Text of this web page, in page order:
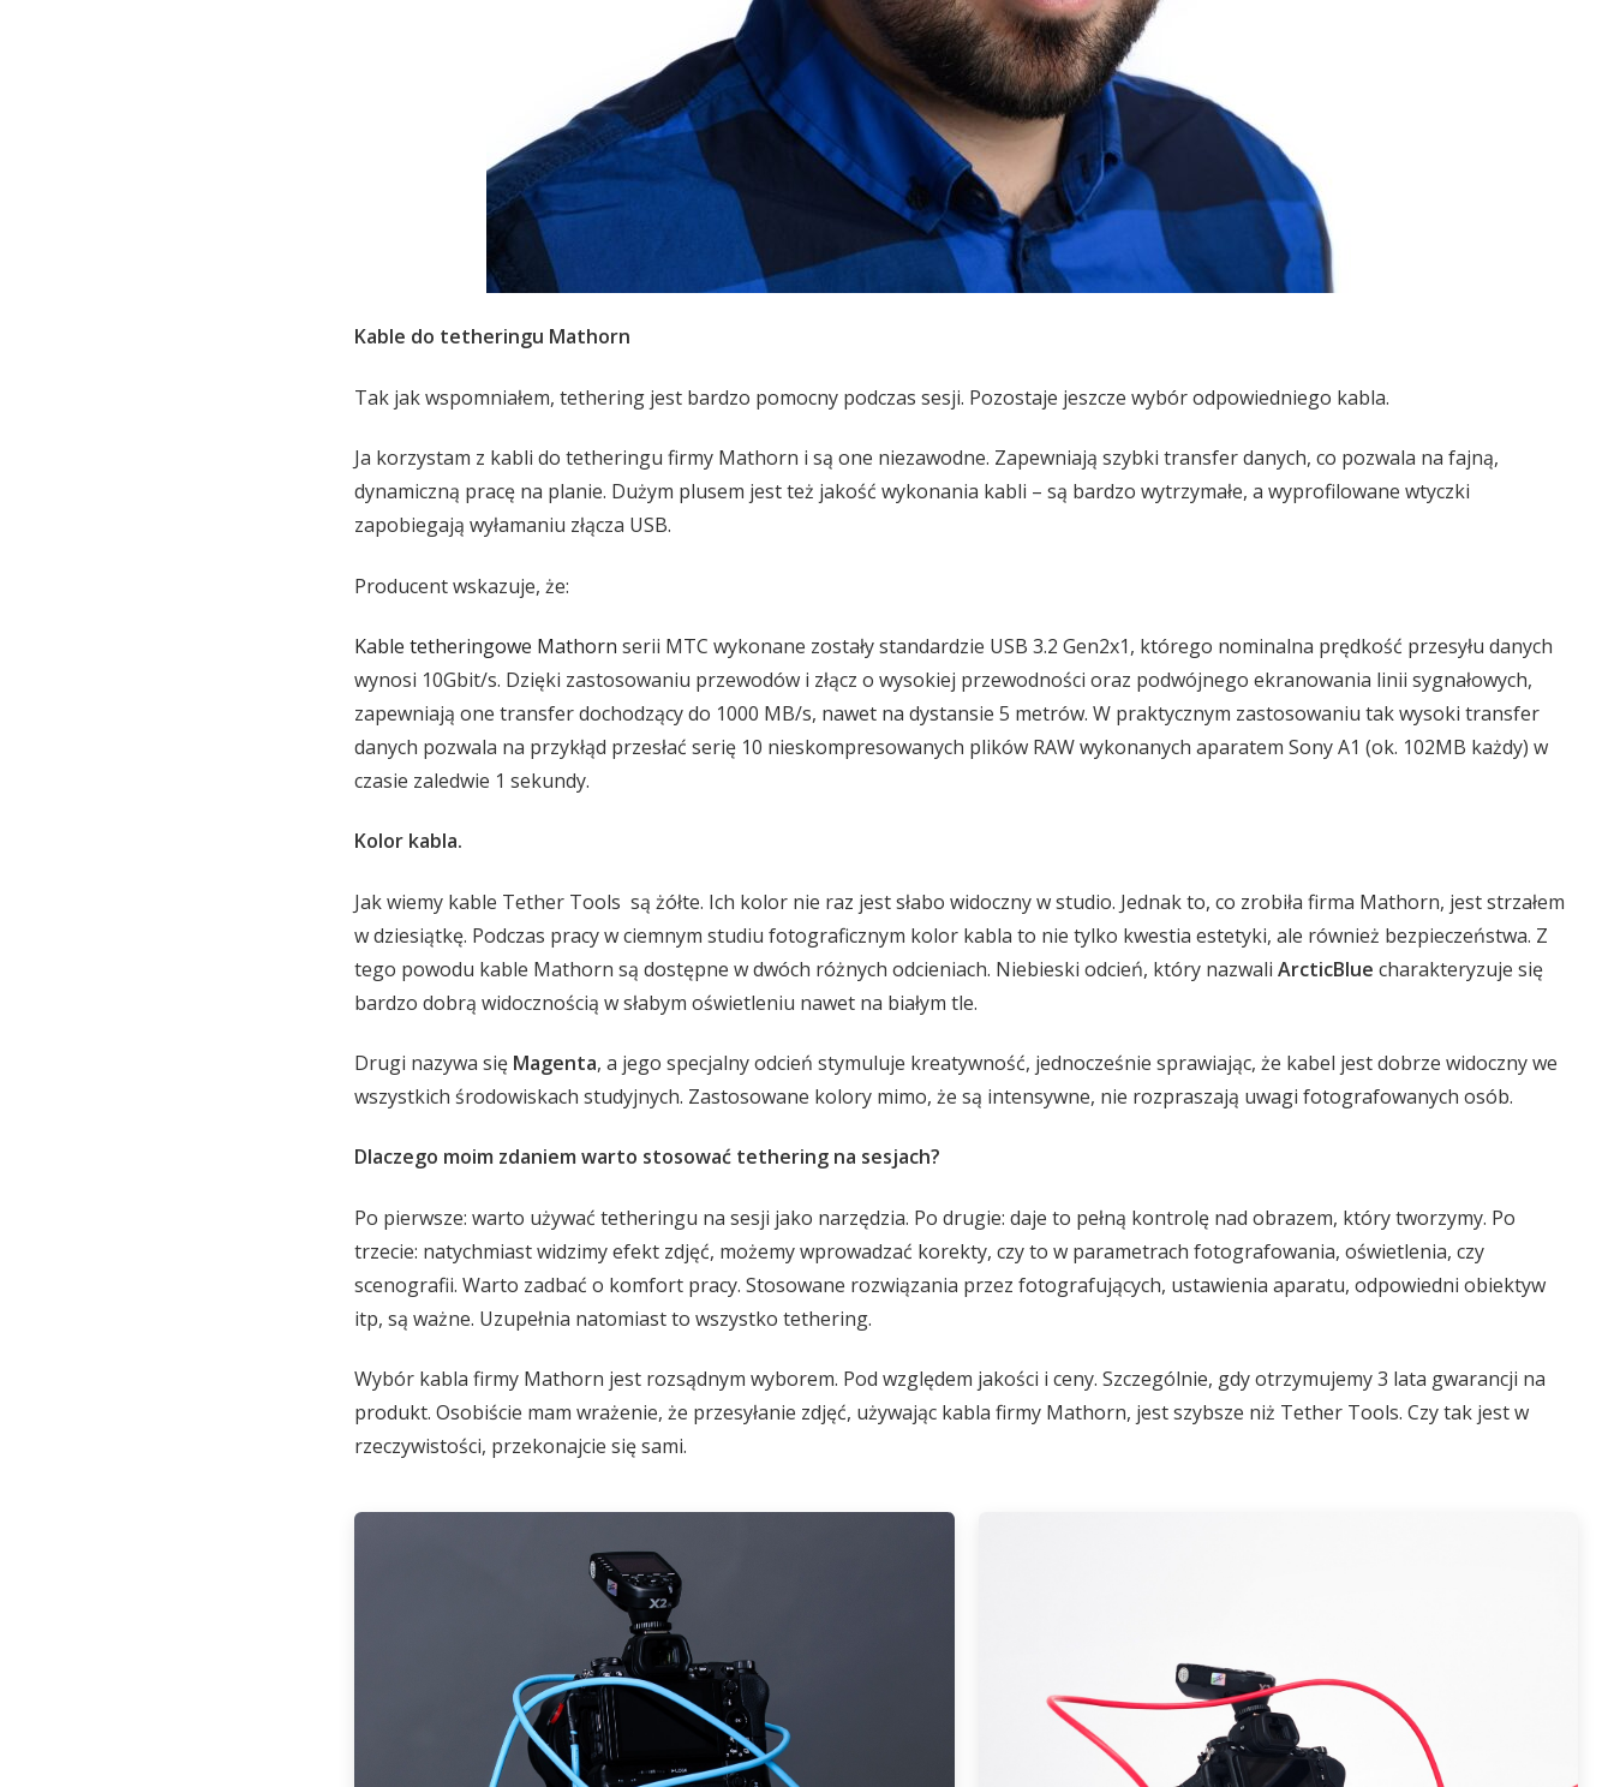
Kable do tetheringu Mathorn
Tak jak wspomniałem, tethering jest bardzo pomocny podczas sesji. Pozostaje jeszcze wybór odpowiedniego kabla.
Ja korzystam z kabli do tetheringu firmy Mathorn i są one niezawodne. Zapewniają szybki transfer danych, co pozwala na fajną,
dynamiczną pracę na planie. Dużym plusem jest też jakość wykonania kabli – są bardzo wytrzymałe, a wyprofilowane wtyczki
zapobiegają wyłamaniu złącza USB.
Producent wskazuje, że:
Kable tetheringowe Mathorn serii MTC wykonane zostały standardzie USB 3.2 Gen2x1, którego nominalna prędkość przesyłu danych
wynosi 10Gbit/s. Dzięki zastosowaniu przewodów i złącz o wysokiej przewodności oraz podwójnego ekranowania linii sygnałowych,
zapewniają one transfer dochodzący do 1000 MB/s, nawet na dystansie 5 metrów. W praktycznym zastosowaniu tak wysoki transfer
danych pozwala na przykłąd przesłać serię 10 nieskompresowanych plików RAW wykonanych aparatem Sony A1 (ok. 102MB każdy) w
czasie zaledwie 1 sekundy.
Kolor kabla.
Jak wiemy kable Tether Tools są żółte. Ich kolor nie raz jest słabo widoczny w studio. Jednak to, co zrobiła firma Mathorn, jest strzałem
w dziesiątkę. Podczas pracy w ciemnym studiu fotograficznym kolor kabla to nie tylko kwestia estetyki, ale również bezpieczeństwa. Z
tego powodu kable Mathorn są dostępne w dwóch różnych odcieniach. Niebieski odcień, który nazwali ArcticBlue charakteryzuje się
bardzo dobrą widocznością w słabym oświetleniu nawet na białym tle.
Drugi nazywa się Magenta, a jego specjalny odcień stymuluje kreatywność, jednocześnie sprawiając, że kabel jest dobrze widoczny we
wszystkich środowiskach studyjnych. Zastosowane kolory mimo, że są intensywne, nie rozpraszają uwagi fotografowanych osób.
Dlaczego moim zdaniem warto stosować tethering na sesjach?
Po pierwsze: warto używać tetheringu na sesji jako narzędzia. Po drugie: daje to pełną kontrolę nad obrazem, który tworzymy. Po
trzecie: natychmiast widzimy efekt zdjęć, możemy wprowadzać korekty, czy to w parametrach fotografowania, oświetlenia, czy
scenografii. Warto zadbać o komfort pracy. Stosowane rozwiązania przez fotografujących, ustawienia aparatu, odpowiedni obiektyw
itp, są ważne. Uzupełnia natomiast to wszystko tethering.
Wybór kabla firmy Mathorn jest rozsądnym wyborem. Pod względem jakości i ceny. Szczególnie, gdy otrzymujemy 3 lata gwarancji na
produkt. Osobiście mam wrażenie, że przesyłanie zdjęć, używając kabla firmy Mathorn, jest szybsze niż Tether Tools. Czy tak jest w
rzeczywistości, przekonajcie się sami.